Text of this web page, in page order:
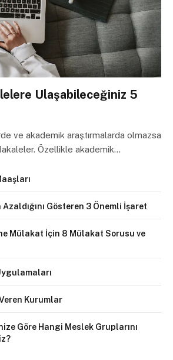
Ulaşabileceğiniz 5
ve akademik araştırmalarda olmazsa
Özellikle akademik…
Gösteren 3 Önemli İşaret
Mülakat İçin 8 Mülakat Sorusu ve
Kurumlar
Göre Hangi Meslek Gruplarını